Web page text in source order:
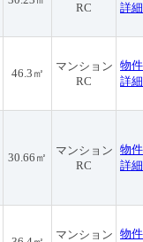
RC
詳細
46.3㎡
マンション
RC
物件
詳細
30.66㎡
マンション
RC
物件
詳細
マンション 物件